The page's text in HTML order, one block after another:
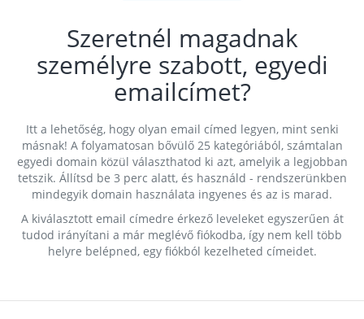
Szeretnél magadnak
személyre szabott, egyedi
emailcímet?
Itt a lehetőség, hogy olyan email címed legyen, mint senki
másnak! A folyamatosan bővülő 25 kategóriából, számtalan
egyedi domain közül választhatod ki azt, amelyik a legjobban
tetszik. Állítsd be 3 perc alatt, és használd - rendszerünkben
mindegyik domain használata ingyenes és az is marad.
A kiválasztott email címedre érkező leveleket egyszerűen át
tudod irányítani a már meglévő fiókodba, így nem kell több
helyre belépned, egy fiókból kezelheted címeidet.